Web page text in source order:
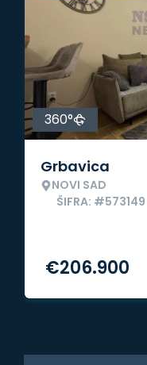
360°
Grbavica
NOVI SAD
ŠIFRA: #573149
€206.900